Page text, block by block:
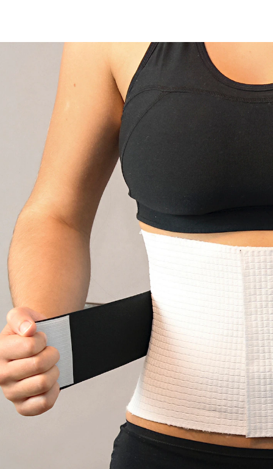
25,99 €
inkl. MwSt. und zzgl. Versandkosten
In den Warenkorb
Sofort lieferbar - in 2-3 Werktagen bei Ihnen
Maximale Unterstützung nach OP: Unser
Stützgürtel
Rundum Rückenunterstützung
bei Rückenschmerzen
Temperaturausgleichendes
Outlast®Material
kein Schwitzen, kein Frieren
passend für Taillenumfang von 70150 cm
Waschbar bei 30°C.
Dieser Stützgürtel ist nach Operationen ein Muss. Mit
Haftverschluss, individueller Anpassung und
hautfreundlichem Material bietet er Komfort und
Sicherheit. Der Zug-Gurt im Rückenbereich und die 2
Gummibänder im Rückenbereich sorgen für enorme
Stützkraft. Zusätzlich sind 2 Zuggurte für individuelle
Anpassung vorhanden. Mit
temperaturausgleichendem Outlast®Material - kein
Schwitzen, kein Frieren. Passend für Taillenumfänge